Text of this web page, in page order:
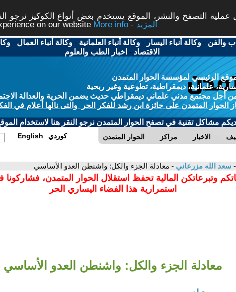
التصفح والنشر، الموقع يستخدم بعض أنواع الكوكيز نرجو
on our website
More info - المزيد
والفن -وكالة أنباء اليسار -وكالة أنباء العلمانية -وكالة أنباء العمال -
الاقتصاد - اخبار الطب والعلوم
الرئيسي لمؤسسة الحوار المتمدن
علمانية، ديمقراطية، تطوعية وغير ربحية
أجل مجتمع مدني علماني ديمقراطي حديث يضمن الحرية والعدالة
الحوار المتمدن على جائزة ابن رشد للفكر الحر والتى نالها أعلام في
لديكم مشاكل تقنية في تصفح الحوار المتمدن نرجو النقر هنا لاستخدام
الحوار المتمدن مراكز الاخبار English كوردي
- سعد الله مزرعاني - معادلة الجزء والكل: واشنطن العدو الأساسي
وتبرعاتكن المالية تحفظ استقلال الحوار المتمدن،
استمرارية هذا الفضاء اليساري الحر
معادلة الجزء والكل: واشنطن العدو الأساسي